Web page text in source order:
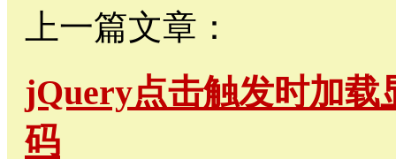
上一篇文章：
jQuery点击触发时加载
码